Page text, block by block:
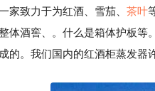
致力于为红酒、雪茄、 茶叶
体酒窖、。什么是箱体护板等
的。我们国内的红酒柜蒸发器许